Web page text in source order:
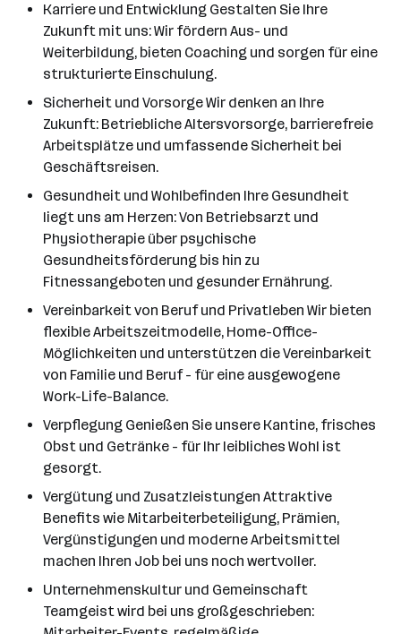
Karriere und Entwicklung Gestalten Sie Ihre
Zukunft mit uns: Wir fördern Aus- und
Weiterbildung, bieten Coaching und sorgen für eine
strukturierte Einschulung.
Sicherheit und Vorsorge Wir denken an Ihre
Zukunft: Betriebliche Altersvorsorge, barrierefreie
Arbeitsplätze und umfassende Sicherheit bei
Geschäftsreisen.
Gesundheit und Wohlbefinden Ihre Gesundheit
liegt uns am Herzen: Von Betriebsarzt und
Physiotherapie über psychische
Gesundheitsförderung bis hin zu
Fitnessangeboten und gesunder Ernährung.
Vereinbarkeit von Beruf und Privatleben Wir bieten
flexible Arbeitszeitmodelle, Home-Office-
Möglichkeiten und unterstützen die Vereinbarkeit
von Familie und Beruf - für eine ausgewogene
Work-Life-Balance.
Verpflegung Genießen Sie unsere Kantine, frisches
Obst und Getränke - für Ihr leibliches Wohl ist
gesorgt.
Vergütung und Zusatzleistungen Attraktive
Benefits wie Mitarbeiterbeteiligung, Prämien,
Vergünstigungen und moderne Arbeitsmittel
machen Ihren Job bei uns noch wertvoller.
Unternehmenskultur und Gemeinschaft
Teamgeist wird bei uns großgeschrieben: